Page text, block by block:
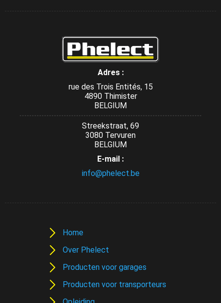
Adres :
rue des Trois Entités, 15
4890 Thimister
BELGIUM
Streekstraat, 69
3080 Tervuren
BELGIUM
E-mail :
info@phelect.be
Home
Over Phelect
Producten voor garages
Producten voor transporteurs